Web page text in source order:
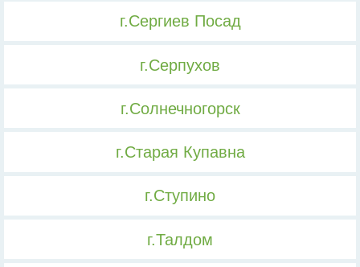
г.Сергиев Посад
г.Серпухов
г.Солнечногорск
г.Старая Купавна
г.Ступино
г.Талдом